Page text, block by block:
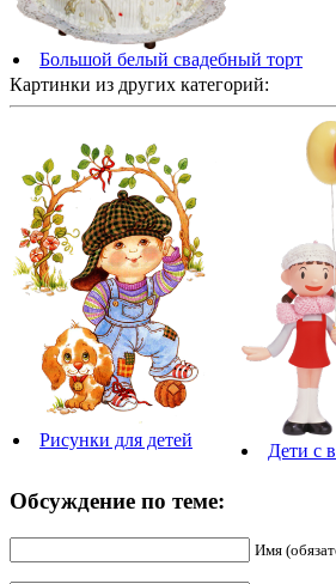
Большой белый свадебный торт
Картинки из других категорий:
Рисунки для детей
Дети с
Обсуждение по теме:
Имя